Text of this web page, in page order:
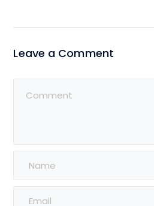
Leave a Comment